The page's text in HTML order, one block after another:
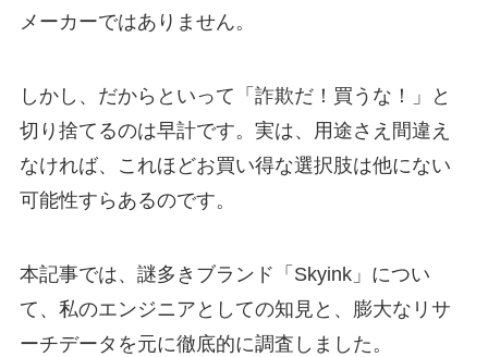
メーカーではありません。
しかし、だからといって「詐欺だ！買うな！」と
切り捨てるのは早計です。実は、用途さえ間違え
なければ、これほどお買い得な選択肢は他にない
可能性すらあるのです。
本記事では、謎多きブランド「Skyink」につい
て、私のエンジニアとしての知見と、膨大なリサ
ーチデータを元に徹底的に調査しました。